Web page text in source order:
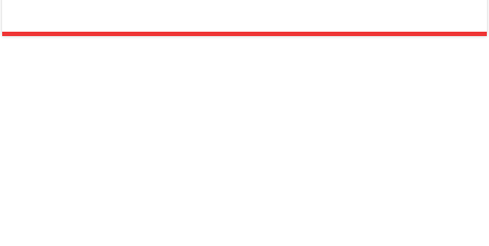
at ittc ar